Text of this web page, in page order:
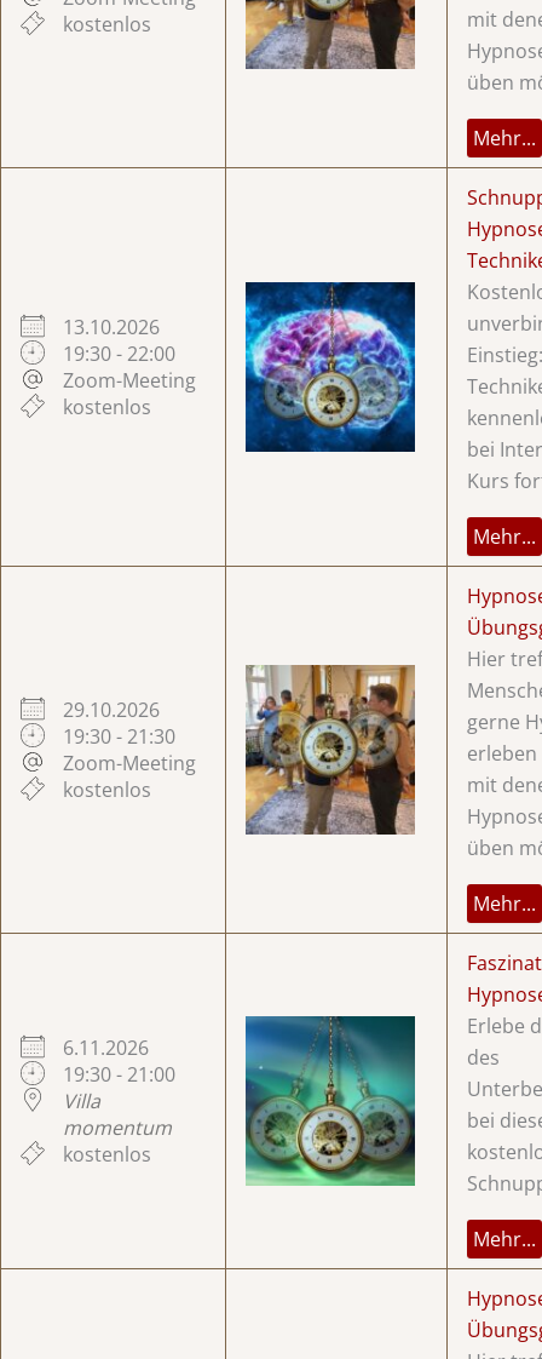
kostenlos
mit
üben
Mehr...
13.10.2026
19:30 - 22:00
Zoom-Meeting
kostenlos
bei
Kurs
Mehr...
29.10.2026
19:30 - 21:30
Zoom-Meeting
kostenlos
Hier
gerne
mit
üben
Mehr...
6.11.2026
19:30 - 21:00
Villa
momentum
kostenlos
Erlebe
des
bei
Mehr...